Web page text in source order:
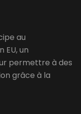
au
EU, un
permettre à des
grâce à la